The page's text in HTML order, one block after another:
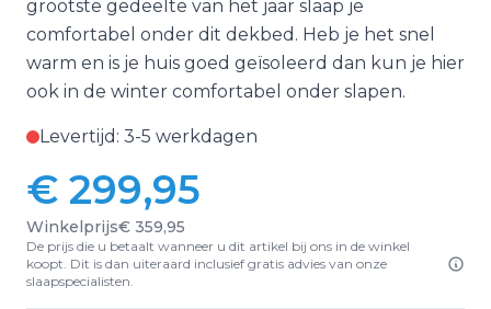
grootste gedeelte van het jaar slaap je
comfortabel onder dit dekbed. Heb je het snel
warm en is je huis goed geïsoleerd dan kun je hier
ook in de winter comfortabel onder slapen.
Levertijd: 3-5 werkdagen
€ 299,95
Winkelprijs€ 359,95
De prijs die u betaalt wanneer u dit artikel bij ons in de winkel
koopt. Dit is dan uiteraard inclusief gratis advies van onze
slaapspecialisten.